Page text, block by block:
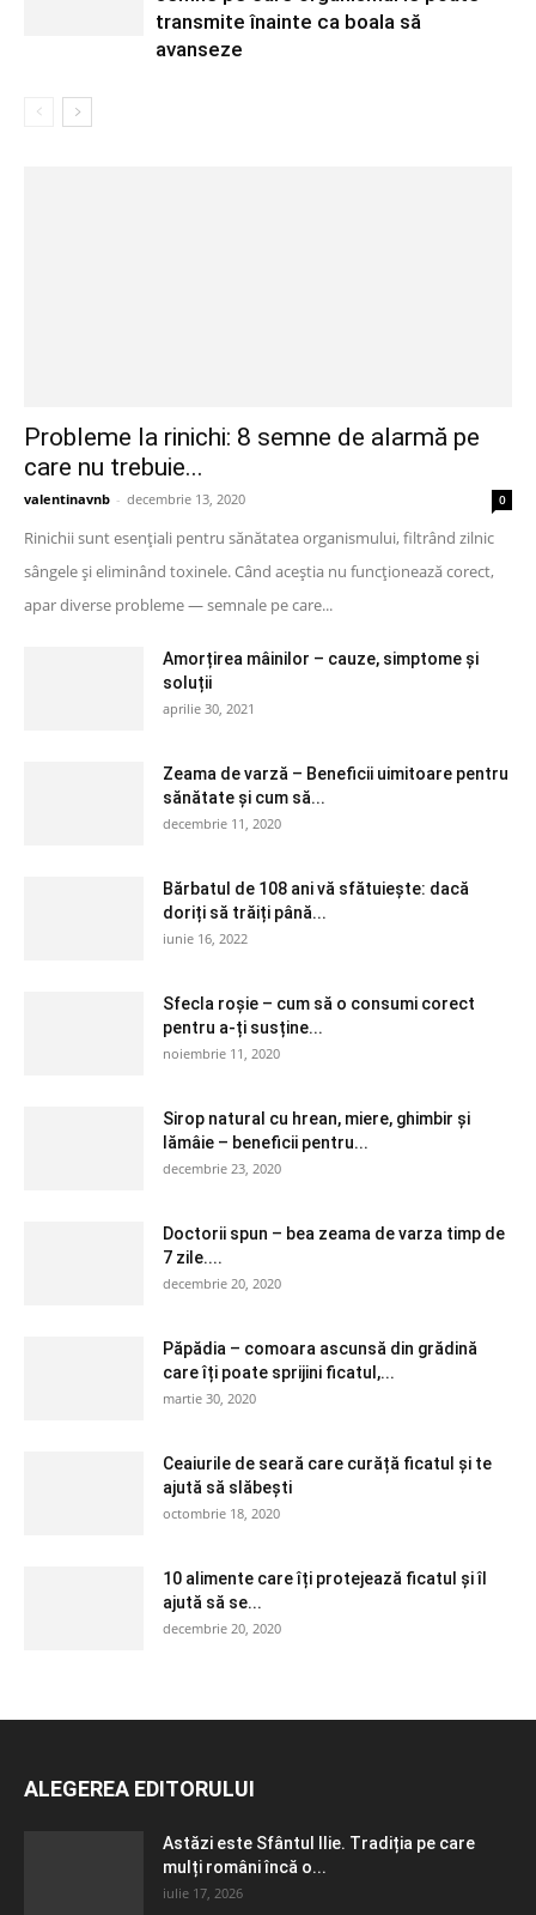
transmite înainte ca boala să
avanseze
Probleme la rinichi: 8 semne de alarmă pe
care nu trebuie...
valentinavnb - decembrie 13, 2020 0
Rinichii sunt esențiali pentru sănătatea organismului, filtrând zilnic
sângele și eliminând toxinele. Când aceștia nu funcționează corect,
apar diverse probleme — semnale pe care...
Amorțirea mâinilor – cauze, simptome și
soluții
aprilie 30, 2021
Zeama de varză – Beneficii uimitoare pentru
sănătate și cum să...
decembrie 11, 2020
Bărbatul de 108 ani vă sfătuiește: dacă
doriți să trăiți până...
iunie 16, 2022
Sfecla roșie – cum să o consumi corect
pentru a-ți susține...
noiembrie 11, 2020
Sirop natural cu hrean, miere, ghimbir și
lămâie – beneficii pentru...
decembrie 23, 2020
Doctorii spun – bea zeama de varza timp de
7 zile....
decembrie 20, 2020
Păpădia – comoara ascunsă din grădină
care îți poate sprijini ficatul,...
martie 30, 2020
Ceaiurile de seară care curăță ficatul și te
ajută să slăbești
octombrie 18, 2020
10 alimente care îți protejează ficatul și îl
ajută să se...
decembrie 20, 2020
ALEGEREA EDITORULUI
Astăzi este Sfântul Ilie. Tradiția pe care
mulți români încă o...
iulie 17, 2026